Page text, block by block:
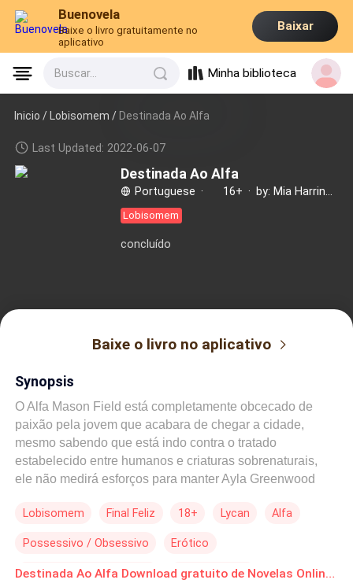
Buenovela
Baixe o livro gratuitamente no
aplicativo
Baixar
Buscar... Minha biblioteca
Inicio /Lobisomem / Destinada Ao Alfa
Last Updated: 2022-06-07
Destinada Ao Alfa
Portuguese · 16+ ·
Lobisomem
concluído
Baixe o livro no aplicativo
Synopsis
O Alfa Mason Field está completamente obcecado de
paixão pela jovem que acabara de chegar a cidade,
mesmo sabendo que está indo contra o tratado
estabelecido entre humanos e criaturas sobrenaturais,
ele não medirá esforços para manter Ayla Greenwood
de Helltown City pretende manter Ayla Greenwood sob
ele mais quer mantê-la! Porém, o feroz lobo que habita
nele, não está preparado para ser dispensado ou
Lobisomem Final Feliz 18+ Lycan Alfa
Possessivo / Obsessivo Erótico
Relacionamento Secreto Primeiro Amor Destinada Ao Alfa Download gratuito de Novelas Online em PDF